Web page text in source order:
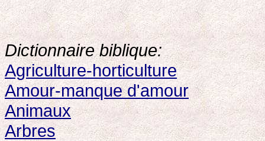
Dictionnaire biblique:
Agriculture-horticulture
Amour-manque d'amour
Animaux
Arbres